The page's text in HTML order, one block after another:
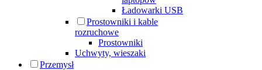
Ładowarki USB
Prostowniki i kable
rozruchowe
Prostowniki
Uchwyty, wieszaki
Przemysł